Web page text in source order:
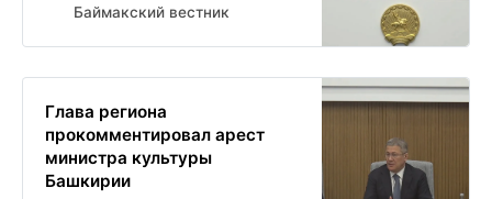
Баймакский вестник
Глава региона
прокомментировал арест
министра культуры
Башкирии